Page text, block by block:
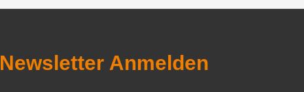
Newsletter Anmelden